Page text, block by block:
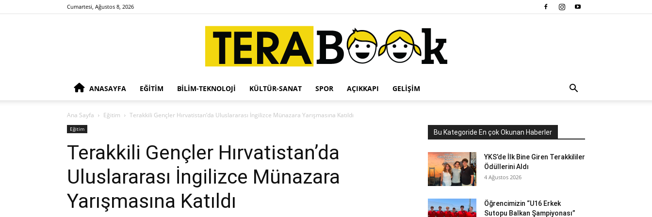
Cumartesi, Ağustos 8, 2026
ANASAYFA EĞITIM BILIM-TEKNOLOJI KÜLTÜR-SANAT SPOR AÇIKKAPI GELIŞIM
Ana Sayfa Eğitim Terakkili Gençler Hırvatistan’da Uluslararası İngilizce Münazara Yarışmasına Katıldı
Eğitim
Terakkili Gençler Hırvatistan’da
Uluslararası İngilizce Münazara
Yarışmasına Katıldı
Bu Kategoride En çok Okunan Haberler
YKS’de İlk Bine Giren Terakkililer
Ödüllerini Aldı
4 Ağustos 2026
Öğrencimizin “U16 Erkek
Sutopu Balkan Şampiyonası”